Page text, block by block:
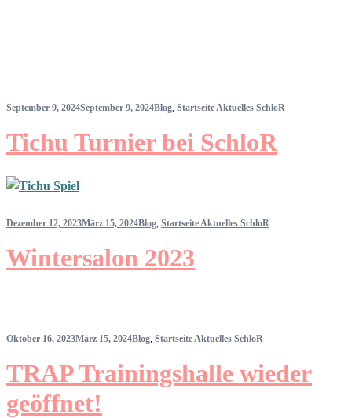
September 9, 2024September 9, 2024Blog, Startseite Aktuelles SchloR
Tichu Turnier bei SchloR
Dezember 12, 2023März 15, 2024Blog, Startseite Aktuelles SchloR
Wintersalon 2023
Oktober 16, 2023März 15, 2024Blog, Startseite Aktuelles SchloR
TRAP Trainingshalle wieder
geöffnet!